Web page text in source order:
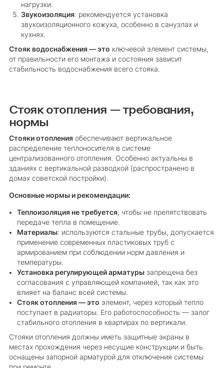
нагрузки.
Звукоизоляция: рекомендуется установка
звукоизоляционного кожуха, особенно в санузлах и
кухнях.
Стояк водоснабжения — это ключевой элемент системы,
от правильности его монтажа и состояния зависит
стабильность водоснабжения всего стояка.
Стояк отопления — требования,
нормы
Стояки отопленияобеспечивают вертикальное
распределение теплоносителя в системе
централизованного отопления. Особенно актуальны в
зданиях с вертикальной разводкой (распространено в
домах советской постройки).
Основные нормы и рекомендации:
Теплоизоляция не требуется, чтобы не препятствовать
передаче тепла в помещение.
Материалы: используются стальные трубы, допускается
применение современных пластиковых труб с
армированием при соблюдении норм давления и
температуры.
Установка регулирующей арматурызапрещена без
согласования с управляющей компанией, так как это
влияет на баланс всей системы.
Стояк отопления — это элемент, через который тепло
поступает в радиаторы. Его работоспособность — залог
стабильного отопления в квартирах по вертикали.
Стояки отопления должны иметь защитные экраны в
местах прохождения через несущие конструкции и быть
оснащены запорной арматурой для отключения системы